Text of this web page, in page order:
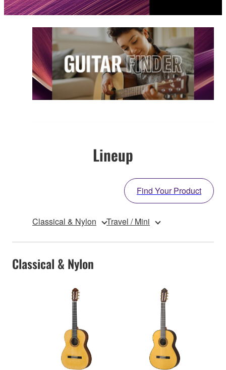
Lineup
Find Your Product
Classical & Nylon Travel / Mini
Classical & Nylon